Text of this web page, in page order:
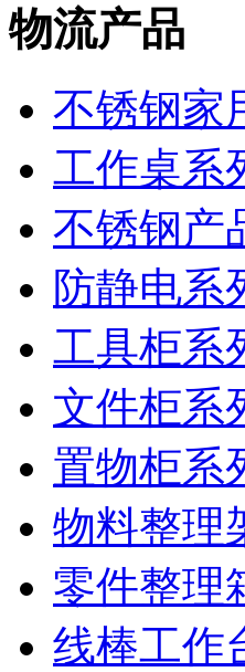
物流产品
不锈钢家
工作桌系
不锈钢产
防静电系
工具柜系
文件柜系
置物柜系
物料整理
零件整理
线棒工作